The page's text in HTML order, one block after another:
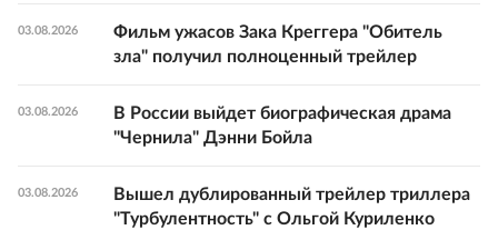
03.08.2026
Фильм ужасов Зака Креггера "Обитель
зла" получил полноценный трейлер
03.08.2026
В России выйдет биографическая драма
"Чернила" Дэнни Бойла
03.08.2026
Вышел дублированный трейлер триллера
"Турбулентность" с Ольгой Куриленко